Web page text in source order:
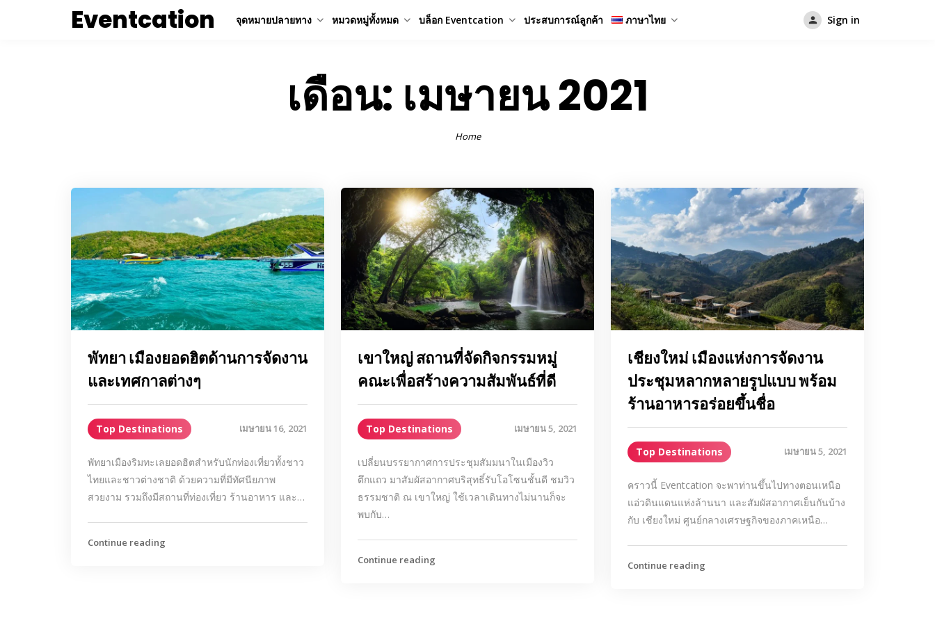
Eventcation จุดหมายปลายทาง หมวดหมู่ทั้งหมด บล็อก Eventcation ประสบการณ์ลูกค้า ภาษาไทย Sign in
เดือน: เมษายน 2021
Home
พัทยา เมืองยอดฮิตด้านการจัดงาน
และเทศกาลต่างๆ
Top Destinations เมษายน 16, 2021
พัทยาเมืองริมทะเลยอดฮิตสำหรับนักท่องเที่ยวทั้งชาว
ไทยและชาวต่างชาติ ด้วยความที่มีทัศนียภาพ
สวยงาม รวมถึงมีสถานที่ท่องเที่ยว ร้านอาหาร และ…
Continue reading
เขาใหญ่ สถานที่จัดกิจกรรมหมู่
คณะเพื่อสร้างความสัมพันธ์ที่ดี
Top Destinations เมษายน 5, 2021
เปลี่ยนบรรยากาศการประชุมสัมมนาในเมืองวิว
ตึกแถว มาสัมผัสอากาศบริสุทธิ์รับโอโซนชั้นดี ชมวิว
ธรรมชาติ ณ เขาใหญ่ ใช้เวลาเดินทางไม่นานก็จะ
พบกับ…
Continue reading
เชียงใหม่ เมืองแห่งการจัดงาน
ประชุมหลากหลายรูปแบบ พร้อม
ร้านอาหารอร่อยขึ้นชื่อ
Top Destinations เมษายน 5, 2021
คราวนี้ Eventcation จะพาท่านขึ้นไปทางตอนเหนือ
แอ่วดินแดนแห่งล้านนา และสัมผัสอากาศเย็นกันบ้าง
กับ เชียงใหม่ ศูนย์กลางเศรษฐกิจของภาคเหนือ…
Continue reading